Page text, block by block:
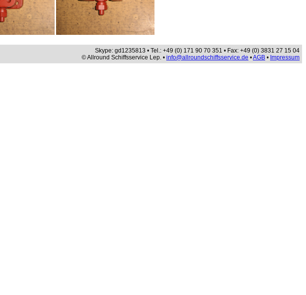
Skype: gd1235813 • Tel.: +49 (0) 171 90 70 351 • Fax: +49 (0) 3831 27 15 04
© Allround Schiffsservice Lep. • info@allroundschiffsservice.de •AGB • Impressum